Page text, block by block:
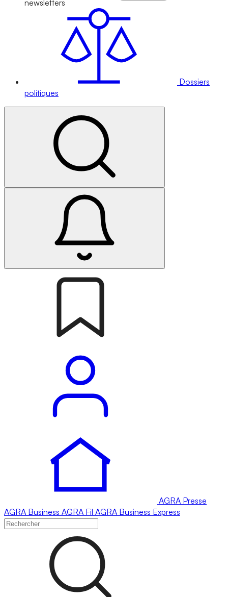
newsletters
Dossiers
politiques
AGRA Presse
AGRA Business AGRA Fil AGRA Business Express